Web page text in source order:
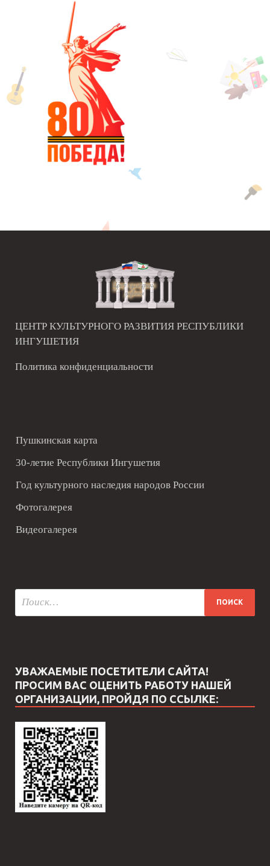
ЦЕНТР КУЛЬТУРНОГО РАЗВИТИЯ РЕСПУБЛИКИ
ИНГУШЕТИЯ
Политика конфиденциальности
Пушкинская карта
30-летие Республики Ингушетия
Год культурного наследия народов России
Фотогалерея
Видеогалерея
УВАЖАЕМЫЕ ПОСЕТИТЕЛИ САЙТА!
ПРОСИМ ВАС ОЦЕНИТЬ РАБОТУ НАШЕЙ
ОРГАНИЗАЦИИ, ПРОЙДЯ ПО ССЫЛКЕ: